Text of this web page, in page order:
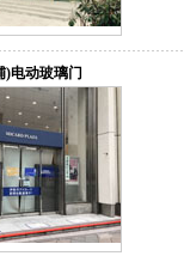
)电动玻璃门